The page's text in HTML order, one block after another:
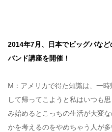
2014年7月、日本でビッグバな
バンド講座を開催！
M：アメリカで得た知識は、一
して帰ってこようと私はいつも
み始めるとこっちの生活が大変
かを考えるのをやめちゃう人が